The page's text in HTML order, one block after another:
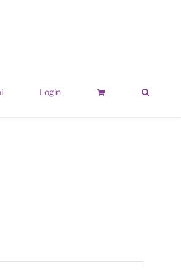
Login